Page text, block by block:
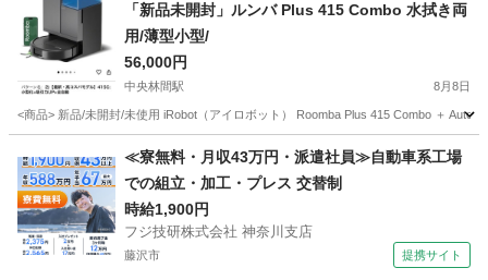
「新品未開封」ルンバ Plus 415 Combo 水拭き両
用/薄型小型/
56,000円
中央林間駅 8月8日
<商品> 新品/未開封/未使用 iRobot（アイロボット） Roomba Plus 415 Combo ＋
中央林間駅 生活家電
≪寮無料・月収43万円・派遣社員≫自動車系工場
での組立・加工・プレス 交替制
時給1,900円
フジ技研株式会社 神奈川支店
藤沢市 提携サイト